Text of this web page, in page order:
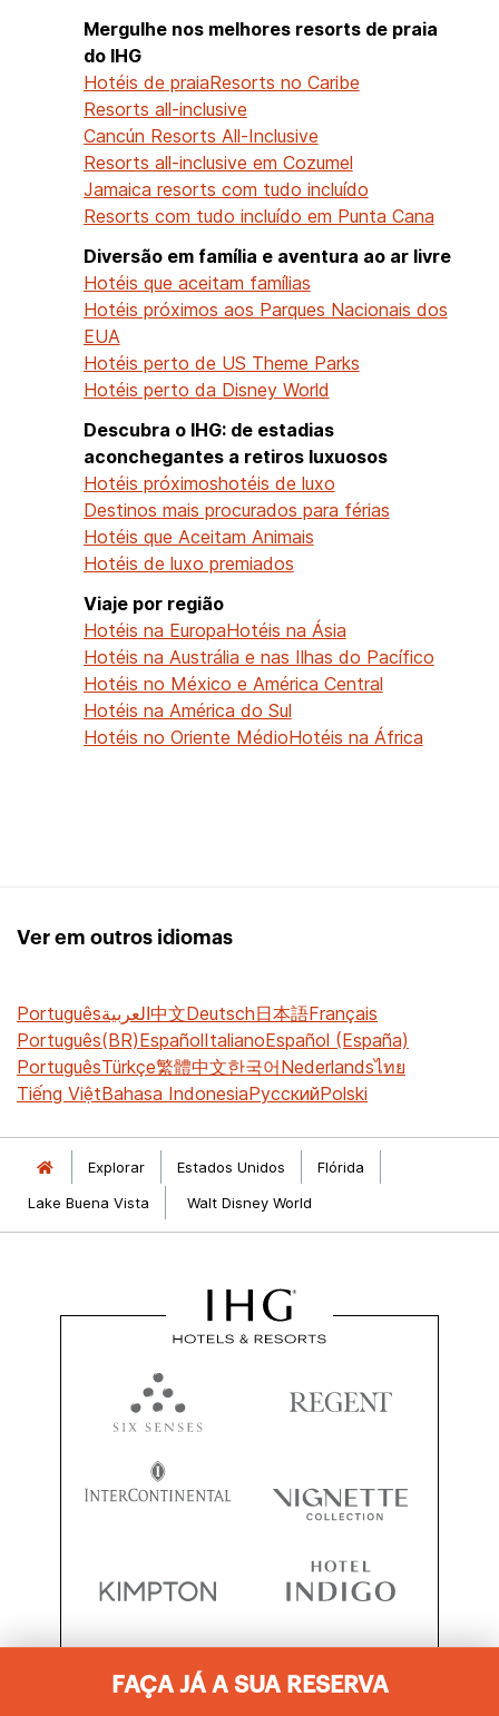
FAÇA JÁ A SUA RESERVA
Mergulhe nos melhores resorts de praia
do IHG
Hotéis de praiaResorts no Caribe
Resorts all-inclusive
Cancún Resorts All-Inclusive
Resorts all-inclusive em Cozumel
Jamaica resorts com tudo incluído
Resorts com tudo incluído em Punta Cana
Diversão em família e aventura ao ar livre
Hotéis que aceitam famílias
Hotéis próximos aos Parques Nacionais dos
EUA
Hotéis perto de US Theme Parks
Hotéis perto da Disney World
Descubra o IHG: de estadias
aconchegantes a retiros luxuosos
Hotéis próximoshotéis de luxo
Destinos mais procurados para férias
Hotéis que Aceitam Animais
Hotéis de luxo premiados
Viaje por região
Hotéis na EuropaHotéis na Ásia
Hotéis na Austrália e nas Ilhas do Pacífico
Hotéis no México e América Central
Hotéis na América do Sul
Hotéis no Oriente MédioHotéis na África
Ver em outros idiomas
Portuguêsالعربية中文Deutsch日本語Français
Português(BR)EspañolItalianoEspañol (España)
PortuguêsTürkçe繁體中文한국어Nederlandsไทย
Tiếng ViệtBahasa IndonesiaРусскийPolski
Explorar Estados Unidos
Flórida
Lake Buena Vista
Walt Disney World